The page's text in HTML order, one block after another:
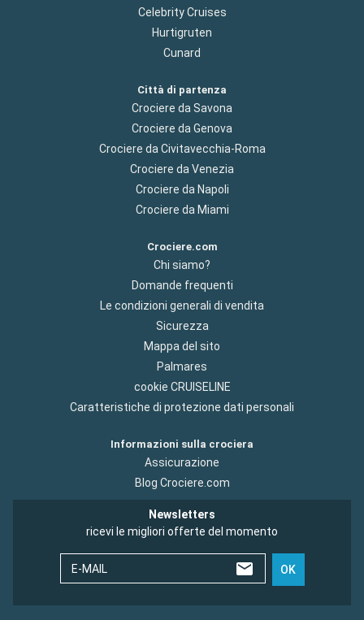
Celebrity Cruises
Hurtigruten
Cunard
Città di partenza
Crociere da Savona
Crociere da Genova
Crociere da Civitavecchia-Roma
Crociere da Venezia
Crociere da Napoli
Crociere da Miami
Crociere.com
Chi siamo?
Domande frequenti
Le condizioni generali di vendita
Sicurezza
Mappa del sito
Palmares
cookie CRUISELINE
Caratteristiche di protezione dati personali
Informazioni sulla crociera
Assicurazione
Blog Crociere.com
Newsletters
ricevi le migliori offerte del momento
E-MAIL OK